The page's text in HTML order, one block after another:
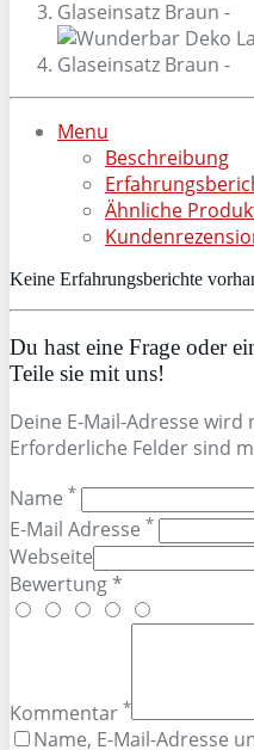
Menu
Beschreibung
Ähnliche
Keine Erfahrungsberichte
Du hast eine Frage oder
Teile sie mit uns!
Deine E-Mail-Adresse
Erforderliche Felder sind
Name *
E-Mail Adresse *
Webseite
Bewertung *
Kommentar *
Name, E-Mail-Adresse